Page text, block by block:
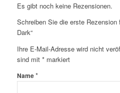
Es gibt noch keine Rezensionen.
Schreiben Sie die erste Rezension
Dark“
Ihre E-Mail-Adresse wird nicht
sind mit *markiert
Name*